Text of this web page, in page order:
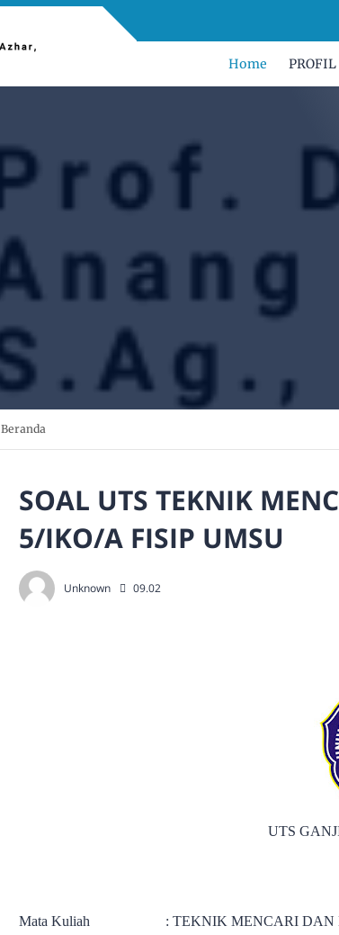
Home PROFIL
Beranda
SOAL UTS TEKNIK
5/IKO/A FISIP UMSU
Unknown 09.02
UTS
Mata Kuliah
: TEKNIK MENCARI DAN